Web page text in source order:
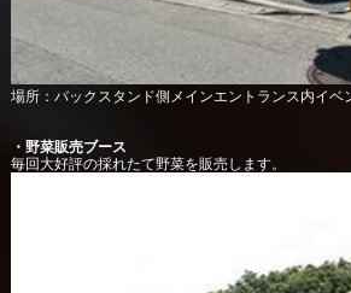
場所：バックスタンド側メインエントランス内イベ
・野菜販売ブース
毎回大好評の採れたて野菜を販売します。